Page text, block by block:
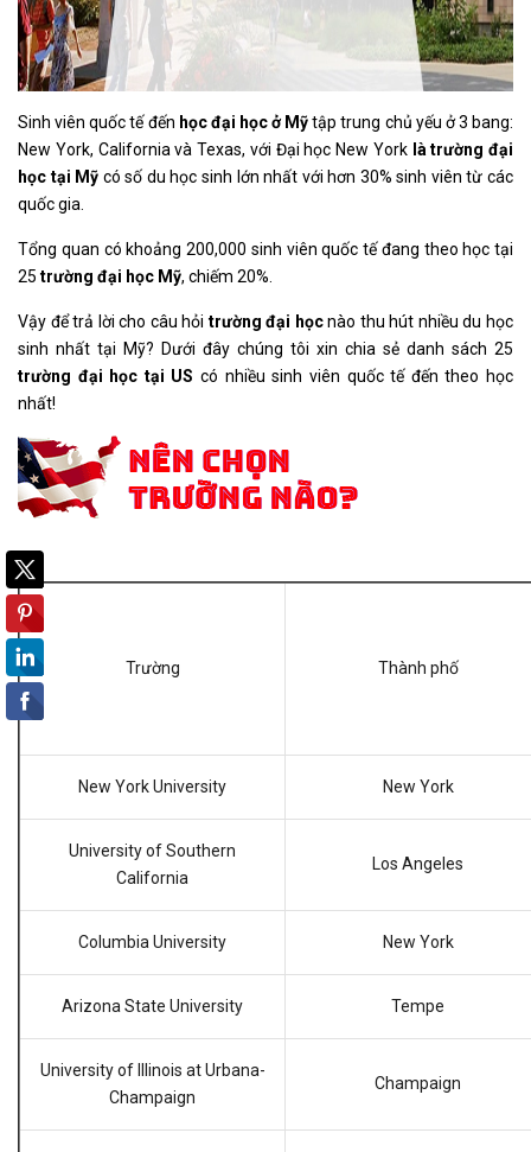
Sinh viên quốc tế đến học đại học ở Mỹtập trung chủ yếu ở 3 bang:
New York, California và Texas, với Đại học New York là trường đại
học tại Mỹ có số du học sinh lớn nhất với hơn 30% sinh viên từ các
quốc gia.
Tổng quan có khoảng 200,000 sinh viên quốc tế đang theo học tại
25 trường đại học Mỹ, chiếm 20%.
Vậy để trả lời cho câu hỏi trường đại họcnào thu hút nhiều du học
sinh nhất tại Mỹ? Dưới đây chúng tôi xin chia sẻ danh sách 25
trường đại học tại US có nhiều sinh viên quốc tế đến theo học
nhất!
Trường Thành phố
New York University New York
University of Southern
California
Los Angeles
Columbia University New York
Arizona State University Tempe
University of Illinois at Urbana-
Champaign
Champaign